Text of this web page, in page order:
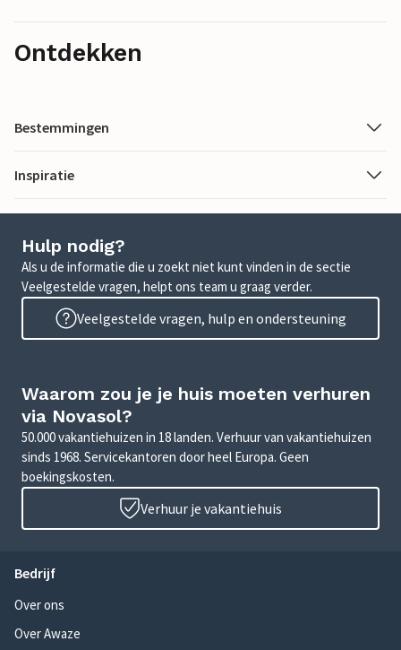
Ontdekken
Bestemmingen
Inspiratie
Hulp nodig?
Als u de informatie die u zoekt niet kunt vinden in de sectie
Veelgestelde vragen, helpt ons team u graag verder.
Veelgestelde vragen, hulp en ondersteuning
Waarom zou je je huis moeten verhuren
via Novasol?
50.000 vakantiehuizen in 18 landen. Verhuur van vakantiehuizen
sinds 1968. Servicekantoren door heel Europa. Geen
boekingskosten.
Verhuur je vakantiehuis
Bedrijf
Over ons
Over Awaze